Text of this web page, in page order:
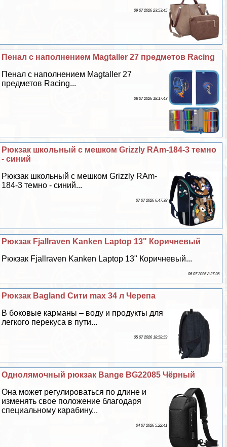
09 07 2026 23:53:45
Пенал с наполнением Magtaller 27 предметов Racing
Пенал с наполнением Magtaller 27
предметов Racing...
08 07 2026 18:17:43
Рюкзак школьный с мешком Grizzly RAm-184-3 темно
- синий
Рюкзак школьный с мешком Grizzly RAm-
184-3 темно - синий...
07 07 2026 6:47:38
Рюкзак Fjallraven Kanken Laptop 13" Коричневый
Рюкзак Fjallraven Kanken Laptop 13" Коричневый...
06 07 2026 8:27:26
Рюкзак Bagland Сити max 34 л Черепа
В боковые карманы – воду и продукты для
легкого перекуса в пути...
05 07 2026 18:58:59
Однолямочный рюкзак Bange BG22085 Чёрный
Она может регулироваться по длине и
изменять свое положение благодаря
специальному карабину...
04 07 2026 5:22:41